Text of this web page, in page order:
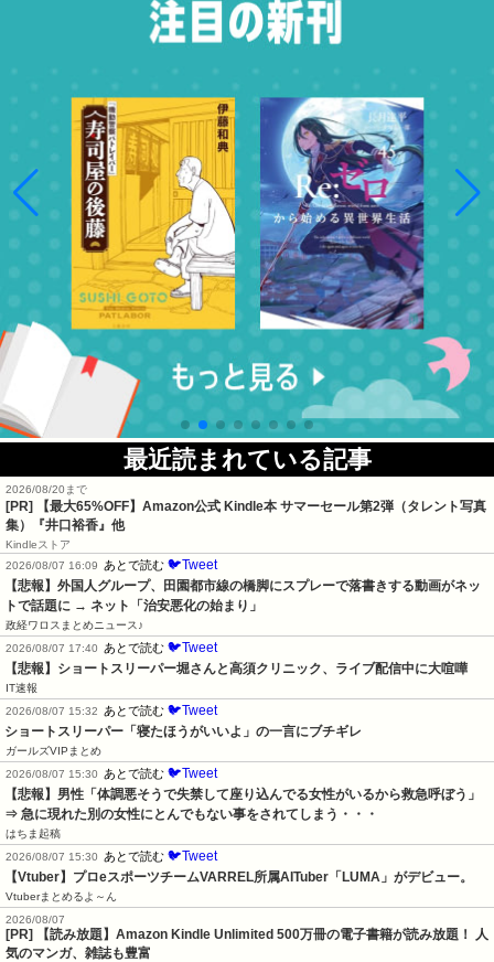
最近読まれている記事
2026/08/20まで
[PR]
【最大65%OFF】Amazon公式 Kindle本 サマーセール第2弾（タレント写真
集）『井口裕香』他
Kindleストア
2026/08/07 16:09
あとで読む 🐦Tweet
【悲報】外国人グループ、田園都市線の橋脚にスプレーで落書きする動画がネッ
トで話題に → ネット「治安悪化の始まり」
政経ワロスまとめニュース♪
2026/08/07 17:40
あとで読む 🐦Tweet
【悲報】ショートスリーパー堀さんと高須クリニック、ライブ配信中に大喧嘩
IT速報
2026/08/07 15:32
あとで読む 🐦Tweet
ショートスリーパー「寝たほうがいいよ」の一言にブチギレ
ガールズVIPまとめ
2026/08/07 15:30
あとで読む 🐦Tweet
【悲報】男性「体調悪そうで失禁して座り込んでる女性がいるから救急呼ぼう」
⇒ 急に現れた別の女性にとんでもない事をされてしまう・・・
はちま起稿
2026/08/07 15:30
あとで読む 🐦Tweet
【Vtuber】プロeスポーツチームVARREL所属AITuber「LUMA」がデビュー。
Vtuberまとめるよ～ん
2026/08/07
[PR] 【読み放題】Amazon Kindle Unlimited 500万冊の電子書籍が読み放題！ 人
気のマンガ、雑誌も豊富